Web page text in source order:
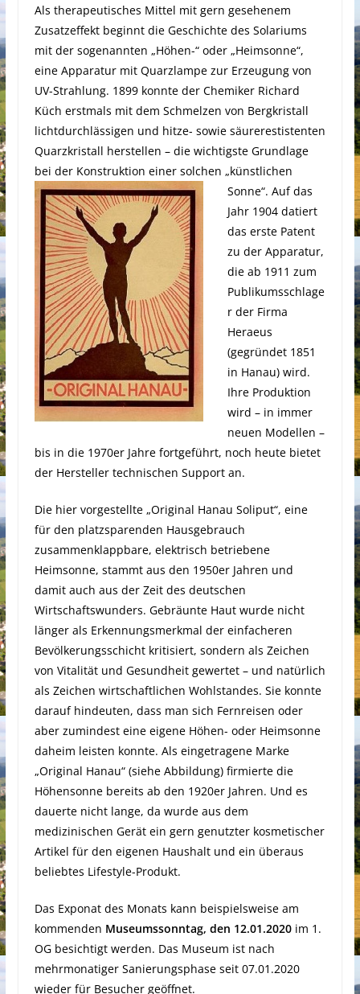
Als therapeutisches Mittel mit gern gesehenem
Zusatzeffekt beginnt die Geschichte des Solariums
mit der sogenannten „Höhen-“ oder „Heimsonne“,
eine Apparatur mit Quarzlampe zur Erzeugung von
UV-Strahlung. 1899 konnte der Chemiker Richard
Küch erstmals mit dem Schmelzen von Bergkristall
lichtdurchlässigen und hitze- sowie säurerestistenten
Quarzkristall herstellen – die wichtigste Grundlage
bei der Konstruktion einer solchen „künstlichen
Sonne“. Auf das
Jahr 1904 datiert
das erste Patent
zu der Apparatur,
die ab 1911 zum
Publikumsschlage
r der Firma
Heraeus
(gegründet 1851
in Hanau) wird.
Ihre Produktion
wird – in immer
neuen Modellen –
bis in die 1970er Jahre fortgeführt, noch heute bietet
der Hersteller technischen Support an.
Die hier vorgestellte „Original Hanau Soliput“, eine
für den platzsparenden Hausgebrauch
zusammenklappbare, elektrisch betriebene
Heimsonne, stammt aus den 1950er Jahren und
damit auch aus der Zeit des deutschen
Wirtschaftswunders. Gebräunte Haut wurde nicht
länger als Erkennungsmerkmal der einfacheren
Bevölkerungsschicht kritisiert, sondern als Zeichen
von Vitalität und Gesundheit gewertet – und natürlich
als Zeichen wirtschaftlichen Wohlstandes. Sie konnte
darauf hindeuten, dass man sich Fernreisen oder
aber zumindest eine eigene Höhen- oder Heimsonne
daheim leisten konnte. Als eingetragene Marke
„Original Hanau“ (siehe Abbildung) firmierte die
Höhensonne bereits ab den 1920er Jahren. Und es
dauerte nicht lange, da wurde aus dem
medizinischen Gerät ein gern genutzter kosmetischer
Artikel für den eigenen Haushalt und ein überaus
beliebtes Lifestyle-Produkt.
Das Exponat des Monats kann beispielsweise am
kommenden Museumssonntag, den 12.01.2020im 1.
OG besichtigt werden. Das Museum ist nach
mehrmonatiger Sanierungsphase seit 07.01.2020
wieder für Besucher geöffnet.